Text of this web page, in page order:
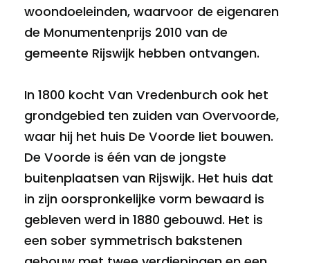
woondoeleinden, waarvoor de eigenaren
de Monumentenprijs 2010 van de
gemeente Rijswijk hebben ontvangen.
In 1800 kocht Van Vredenburch ook het
grondgebied ten zuiden van Overvoorde,
waar hij het huis De Voorde liet bouwen.
De Voorde is één van de jongste
buitenplaatsen van Rijswijk. Het huis dat
in zijn oorspronkelijke vorm bewaard is
gebleven werd in 1880 gebouwd. Het is
een sober symmetrisch bakstenen